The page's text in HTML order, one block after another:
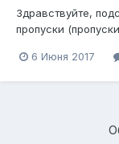
Здравствуйте,
пропуски
уходит.
6 Июня 2017